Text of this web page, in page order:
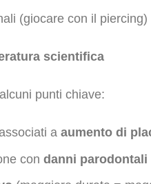
(giocare con il
scientifica
punti chiave:
aaumento di
condanni